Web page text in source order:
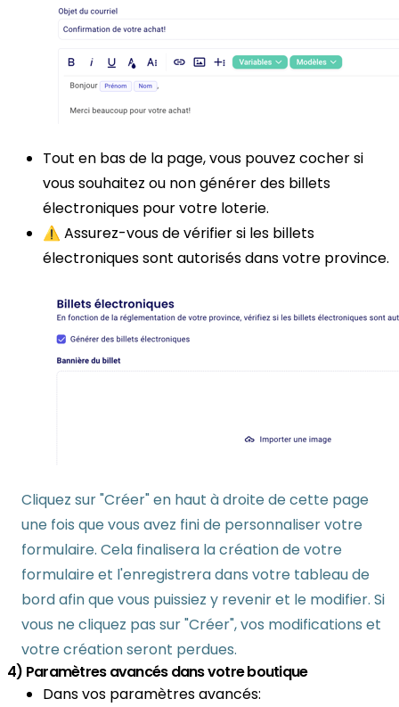
Tout en bas de la page, vous pouvez cocher si
vous souhaitez ou non générer des billets
électroniques pour votre loterie.
⚠️ Assurez-vous de vérifier si les billets
électroniques sont autorisés dans votre province.
Cliquez sur "Créer" en haut à droite de cette page
une fois que vous avez fini de personnaliser votre
formulaire. Cela finalisera la création de votre
formulaire et l'enregistrera dans votre tableau de
bord afin que vous puissiez y revenir et le modifier. Si
vous ne cliquez pas sur "Créer", vos modifications et
votre création seront perdues.
4) Paramètres avancés dans votre boutique
Dans vos paramètres avancés: